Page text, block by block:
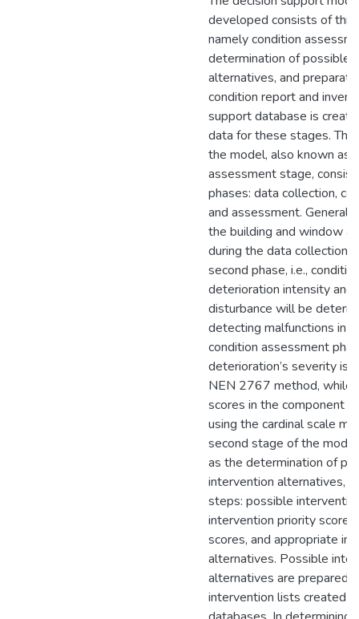
developed consists of
namely condition
determination of possible
alternatives, and
condition report and
support database is
data for these stages.
the model, also known as
assessment stage,
phases: data collection,
and assessment. General
the building and window
during the data collection
second phase, i.e.,
deterioration intensity and
disturbance will be
detecting malfunctions in
condition assessment
deterioration’s severity is
NEN 2767 method, while
scores in the component
using the cardinal scale
second stage of the
as the determination of
intervention alternatives,
steps: possible
intervention priority
scores, and appropriate
alternatives. Possible
alternatives are prepared
intervention lists created